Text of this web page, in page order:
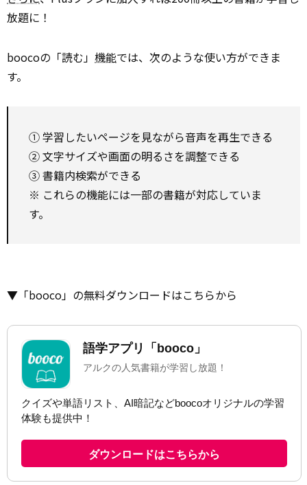
放題に！
boocoの「読む」 機能では、次のような使い方ができま
す。
① 学習したいページを見ながら音声を再生できる
② 文字サイズや画面の明るさを調整できる
③ 書籍内検索ができる
※ これらの機能には一部の書籍が対応していま
す。
▼「booco」の無料ダウンロードはこちらから